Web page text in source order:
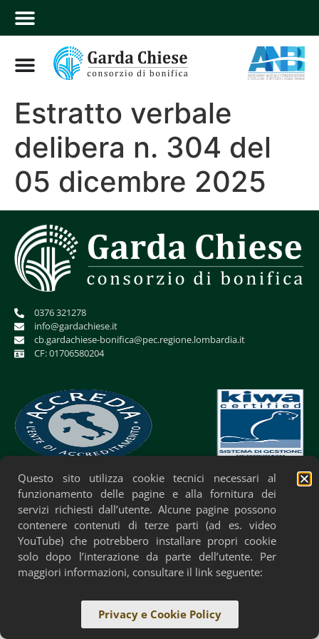
Estratto verbale
delibera n. 304 del
05 dicembre 2025
0376 321278
info@gardachiese.it
cb.gardachiese-bonifica@pec.regione.lombardia.it
CF: 01706580204
Privacy Policy Cookie Policy Accessibilità
Questo sito utilizza cookie tecnici necessari al
funzionamento delle pagine e alla fornitura dei
servizi richiesti dall’utente. Alcune pagine possono
contenere contenuti di terze parti (ad es. video
YouTube) che potrebbero installare propri cookie
solo dopo l’interazione da parte dell’utente. Per
maggiori informazioni, consultare il link seguente:
Privacy e Cookie Policy